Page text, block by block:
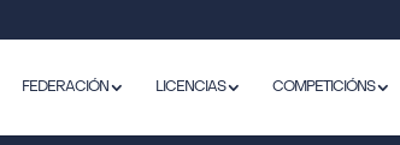
FEDERACIÓN LICENCIAS COMPETICIÓNS